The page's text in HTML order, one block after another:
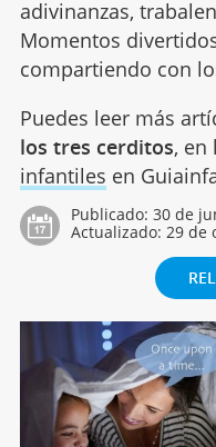
adivinanzas,
Momentos
compartiendo con
Puedes leer más
los tres cerditos, en
infantiles en
Publicado: 30 de
Actualizado: 29 de